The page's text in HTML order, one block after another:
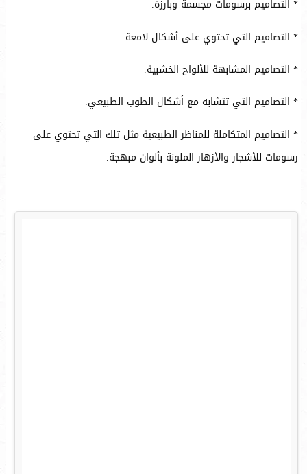
* التصاميم برسومات مجسمة وبارزة.
* التصاميم التي تحتوي على أشكال لامعة.
* التصاميم المشابهة للألواح الخشبية.
* التصاميم التي تتشابه مع أشكال الطوب الطبيعي.
* التصاميم المتكاملة للمناظر الطبيعية مثل تلك التي تحتوي على
رسومات للأشجار والأزهار الملونة بألوان مبهجة.